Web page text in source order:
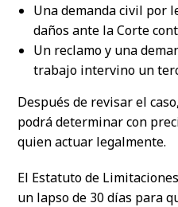
Una demanda civil por
daños ante la Corte
Un reclamo y una
trabajo intervino un
Después de revisar el
podrá determinar con
quien actuar legalmente.
El Estatuto de
un lapso de 30 días para